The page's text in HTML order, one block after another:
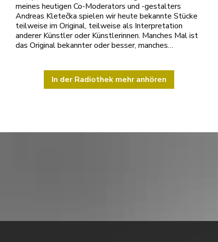
meines heutigen Co-Moderators und -gestalters
Andreas Kletečka spielen wir heute bekannte Stücke
teilweise im Original, teilweise als Interpretation
anderer Künstler oder Künstlerinnen. Manches Mal ist
das Original bekannter oder besser, manches…
In der Radiothek mehr anhören